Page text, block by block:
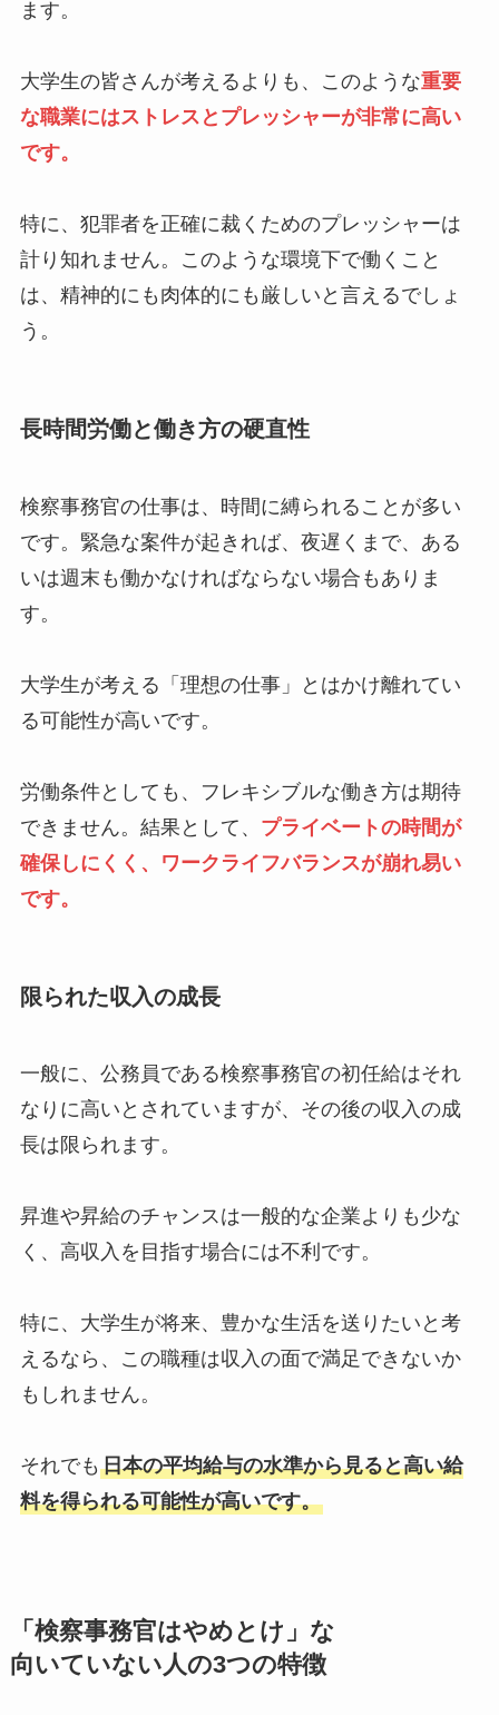
ます。
大学生の皆さんが考えるよりも、このような重要
な職業にはストレスとプレッシャーが非常に高い
です。
特に、犯罪者を正確に裁くためのプレッシャーは
計り知れません。このような環境下で働くこと
は、精神的にも肉体的にも厳しいと言えるでしょ
う。
長時間労働と働き方の硬直性
検察事務官の仕事は、時間に縛られることが多い
です。緊急な案件が起きれば、夜遅くまで、ある
いは週末も働かなければならない場合もありま
す。
大学生が考える「理想の仕事」とはかけ離れてい
る可能性が高いです。
労働条件としても、フレキシブルな働き方は期待
できません。結果として、 プライベートの時間が
確保しにくく、ワークライフバランスが崩れ易い
です。
限られた収入の成長
一般に、公務員である検察事務官の初任給はそれ
なりに高いとされていますが、その後の収入の成
長は限られます。
昇進や昇給のチャンスは一般的な企業よりも少な
く、高収入を目指す場合には不利です。
特に、大学生が将来、豊かな生活を送りたいと考
えるなら、この職種は収入の面で満足できないか
もしれません。
それでも 日本の平均給与の水準から見ると高い給
料を得られる可能性が高いです。
「検察事務官はやめとけ」な
向いていない人の3つの特徴